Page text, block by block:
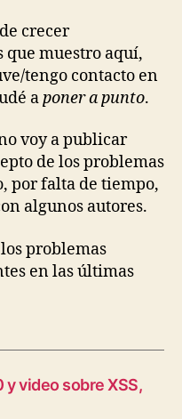
crecer
que muestro aquí,
tengo contacto en
aponer a punto.
voy a publicar
de los problemas
por falta de tiempo,
algunos autores.
problemas
en las últimas
y video sobre XSS,